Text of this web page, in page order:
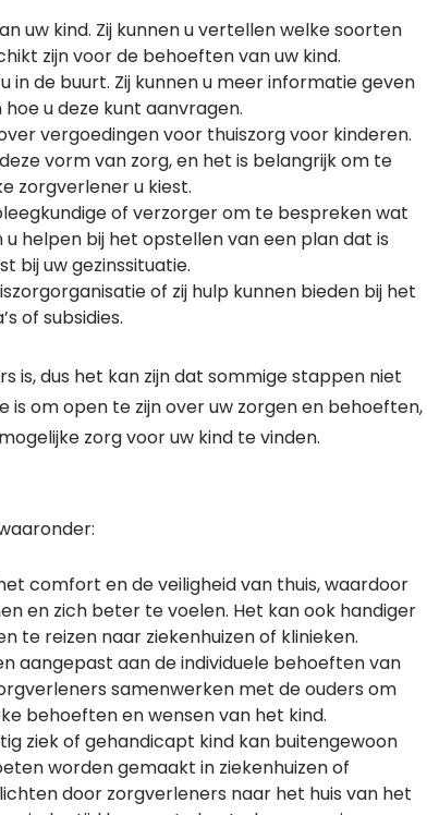
uw kind. Zij kunnen u vertellen welke soorten
zijn voor de behoeften van uw kind.
de buurt. Zij kunnen u meer informatie geven
u deze kunt aanvragen.
vergoedingen voor thuiszorg voor kinderen.
vorm van zorg, en het is belangrijk om te
zorgverlener u kiest.
of verzorger om te bespreken wat
u helpen bij het opstellen van een plan dat is
bij uw gezinssituatie.
of zij hulp kunnen bieden bij het
of subsidies.
is, dus het kan zijn dat sommige stappen niet
is om open te zijn over uw zorgen en behoeften,
zorg voor uw kind te vinden.
comfort en de veiligheid van thuis, waardoor
en zich beter te voelen. Het kan ook handiger
te reizen naar ziekenhuizen of klinieken.
aangepast aan de individuele behoeften van
samenwerken met de ouders om
behoeften en wensen van het kind.
ziek of gehandicapt kind kan buitengewoon
worden gemaakt in ziekenhuizen of
door zorgverleners naar het huis van het